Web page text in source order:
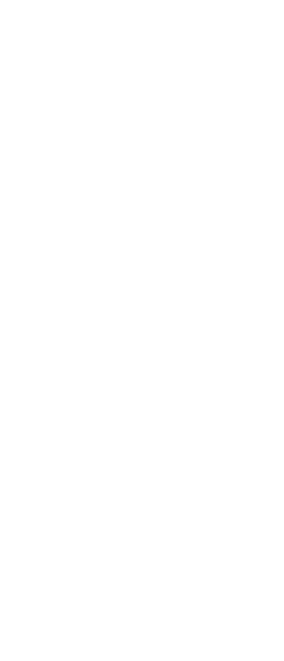
du Plan d’action pour les petits réacteurs modulaires
du Canada contribue à étendre les services internet locaux
de générateur de vapeur